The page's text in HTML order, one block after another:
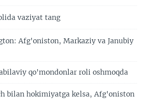
vaziyat tang
Afg'oniston, Markaziy va Janubiy
qo'mondonlar roli oshmoqda
bilan hokimiyatga kelsa, Afg'oniston